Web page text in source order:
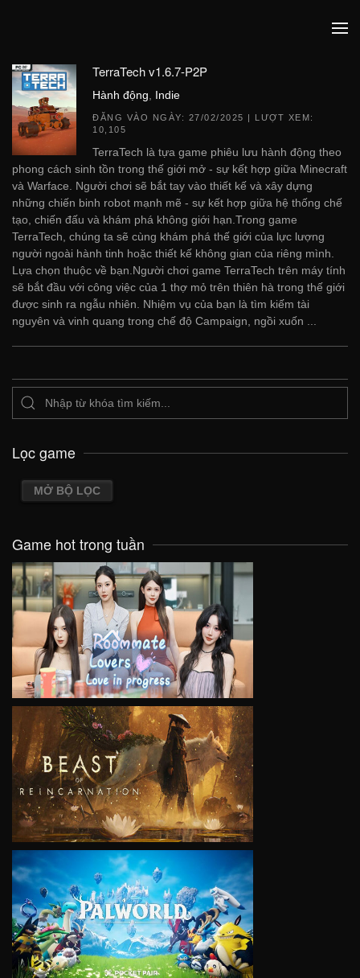
TerraTech v1.6.7-P2P
Hành động Indie
ĐĂNG VÀO NGÀY: 27/02/2025 | LƯỢT XEM:
10,105
TerraTech là tựa game phiêu lưu hành động theo
phong cách sinh tồn trong thế giới mở - sự kết hợp giữa Minecraft
và Warface. Người chơi sẽ bắt tay vào thiết kế và xây dựng
những chiến binh robot mạnh mẽ - sự kết hợp giữa hệ thống chế
tạo, chiến đấu và khám phá không giới hạn.Trong game
TerraTech, chúng ta sẽ cùng khám phá thế giới của lực lượng
người ngoài hành tinh hoặc thiết kế không gian của riêng mình.
Lựa chọn thuộc về bạn.Người chơi game TerraTech trên máy tính
sẽ bắt đầu với công việc của 1 thợ mỏ trên thiên hà trong thế giới
được sinh ra ngẫu nhiên. Nhiệm vụ của bạn là tìm kiếm tài
nguyên và vinh quang trong chế độ Campaign, ngồi xuốn ...
Lọc game
MỞ BỘ LỌC
Game hot trong tuần
VIEW
VIEW
VIEW